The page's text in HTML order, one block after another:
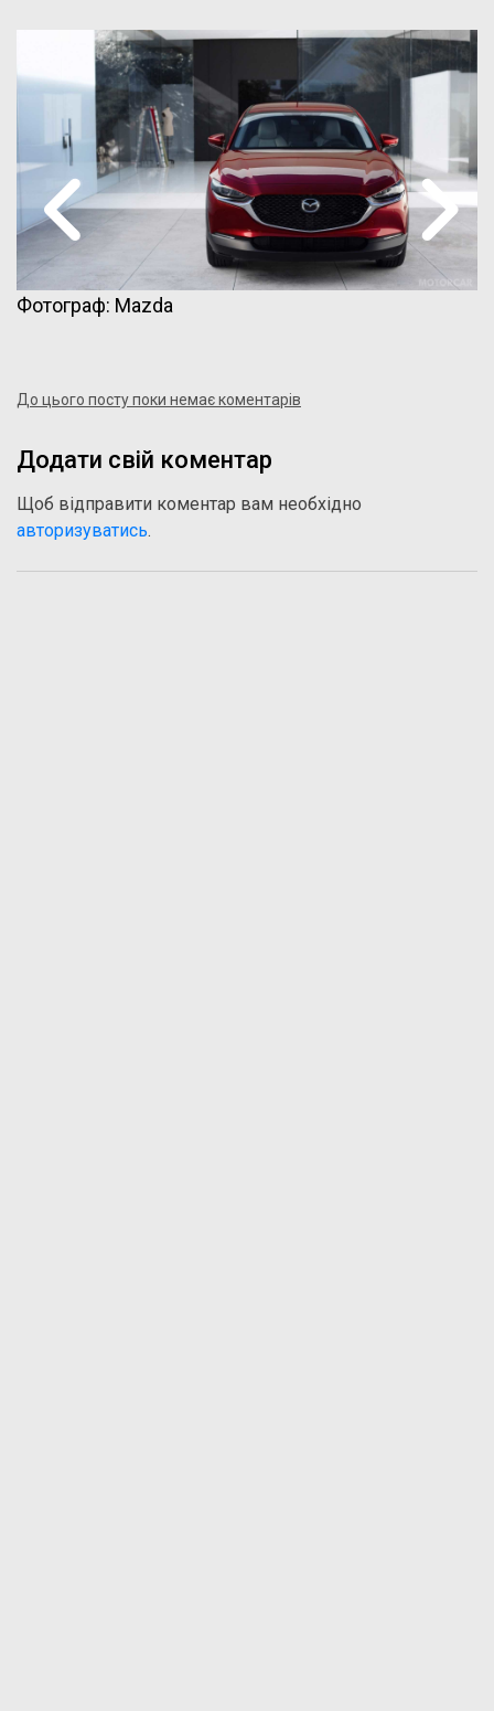
Фотограф: Mazda
До цього посту поки немає коментарів
Додати свій коментар
Щоб відправити коментар вам необхідно
авторизуватись.